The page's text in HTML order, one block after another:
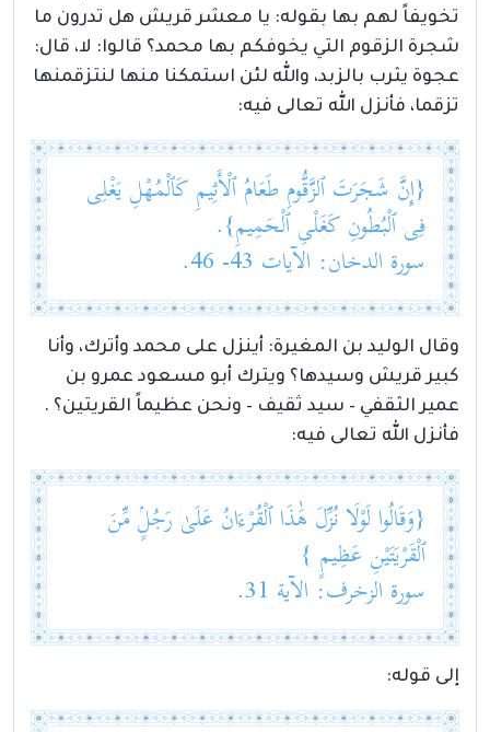
تخويفاً لهم بها بقوله: يا معشر قريش هل تدرون ما
شجرة الزقوم التي يخوفكم بها محمد؟ قالوا: لا، قال:
عجوة يثرب بالزبد، والله لئن استمكنا منها لنتزقمنها
تزقما، فأنزل الله تعالى فيه:
{إِنَّ شَجَرَتَ ٱلزَّقُّومِ طَعَامُ ٱلْأَثِيمِ كَٱلْمُهْلِ يَغْلِى
فِى ٱلْبُطُونِ كَغَلْىِ ٱلْحَمِيمِ}.
سورة الدخان: الآيات 43- 46.
وقال الوليد بن المغيرة: أينزل على محمد وأترك، وأنا
كبير قريش وسيدها؟ ويترك أبو مسعود عمرو بن
عمير الثقفي – سيد ثقيف – ونحن عظيماً القريتين؟ .
فأنزل الله تعالى فيه:
{وَقَالُوا لَوْلَا نُزِّلَ هَٰذَا ٱلْقُرْءَانُ عَلَىٰ رَجُلٍۢ مِّنَ
ٱلْقَرْيَتَيْنِ عَظِيمٍ }
سورة الزخرف: الآية 31.
إلى قوله: